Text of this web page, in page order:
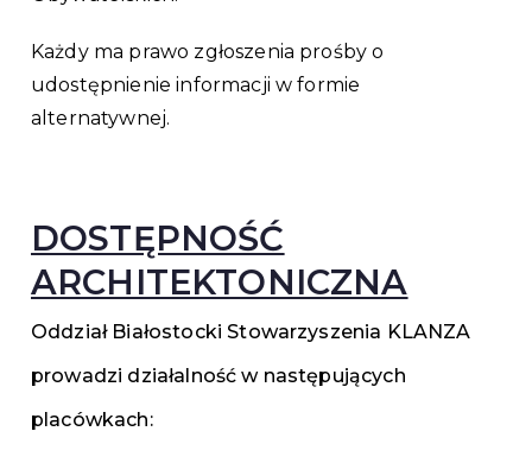
Każdy ma prawo zgłoszenia prośby o
udostępnienie informacji w formie
alternatywnej.
DOSTĘPNOŚĆ
ARCHITEKTONICZNA
Oddział Białostocki Stowarzyszenia KLANZA
prowadzi działalność w następujących
placówkach: